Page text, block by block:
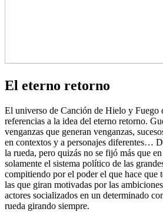
El eterno retorno
El universo de Canción de Hielo y Fuego
referencias a la idea del eterno retorno.
venganzas que generan venganzas,
en contextos y a personajes diferentes…
la rueda, pero quizás no se fijó más que
solamente el sistema político de las
compitiendo por el poder el que hace que
las que giran motivadas por las
actores socializados en un determinado
rueda girando siempre.